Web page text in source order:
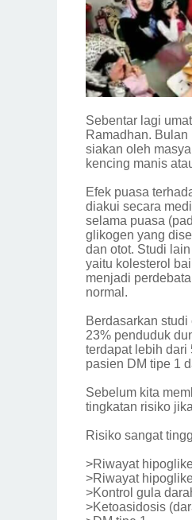
Sebentar lagi
Ramadhan.
siakan oleh
kencing manis
Efek puasa
diakui secara
selama puasa
glikogen yang
dan otot. Studi
yaitu kolesterol
menjadi
normal.
Berdasarkan
23% penduduk
terdapat lebih dari
pasien DM tipe 1
Sebelum kita
tingkatan risiko
Risiko sangat
>Riwayat
>Riwayat
>Kontrol gula
>Ketoasidosis